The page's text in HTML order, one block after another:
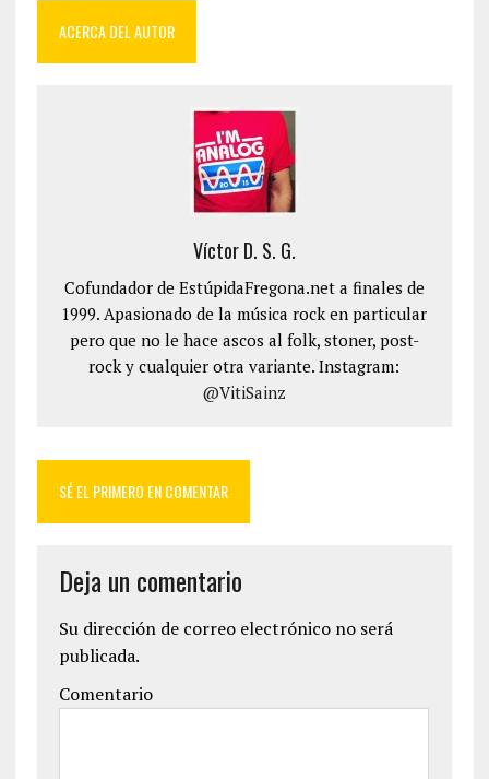
ACERCA DEL AUTOR
Víctor D. S. G.
Cofundador de EstúpidaFregona.net a finales de
1999. Apasionado de la música rock en particular
pero que no le hace ascos al folk, stoner, post-
rock y cualquier otra variante. Instagram:
@VitiSainz
SÉ EL PRIMERO EN COMENTAR
Deja un comentario
Su dirección de correo electrónico no será
publicada.
Comentario